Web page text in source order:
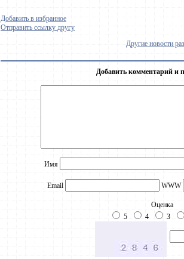
Добавить в избранное
Отправить ссылку другу
Другие новости
Добавить комментарий и
Имя
Email WWW
Оценка
5
4 3